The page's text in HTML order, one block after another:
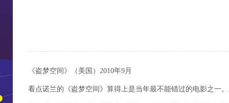
《盗梦空间》（美国）2010年9月
看点诺兰的《盗梦空间》算得上是当年最不能错过的电影之一